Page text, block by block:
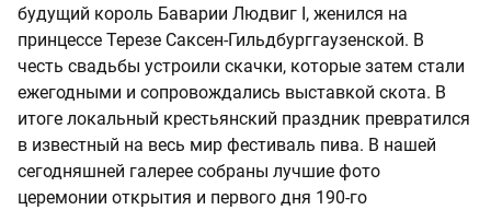
будущий король Баварии Людвиг I, женился на
принцессе Терезе Саксен-Гильдбурггаузенской. В
честь свадьбы устроили скачки, которые затем стали
ежегодными и сопровождались выставкой скота. В
итоге локальный крестьянский праздник превратился
в известный на весь мир фестиваль пива. В нашей
сегодняшней галерее собраны лучшие фото
церемонии открытия и первого дня 190-го